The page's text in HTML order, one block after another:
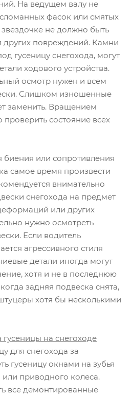
На ведущем валу не
фасок или смятых
не должно быть
других повреждений. Камни
гусеницу снегохода, могут
ходового устройства.
осмотр нужен и всем
Слишком изношенные
заменить. Вращением
состояние всех
биения или сопротивления
самое время произвести
внимательно
снегохода на предмет
или других
нужно осмотреть
Если водитель
агрессивного стиля
детали иногда могут
хотя и не в последнюю
задняя подвеска снята,
хотя бы несколькими
гусеницы на снегоходе
для снегохода за
гусеницу окнами на зубья
приводного колеса.
все демонтированные